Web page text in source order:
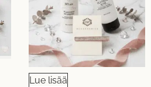
Lue lisää